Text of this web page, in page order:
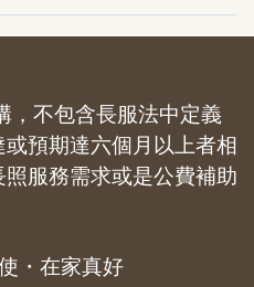
不包含長服法中定義
預期達六個月以上者相
服務需求或是公費補助
・在家真好